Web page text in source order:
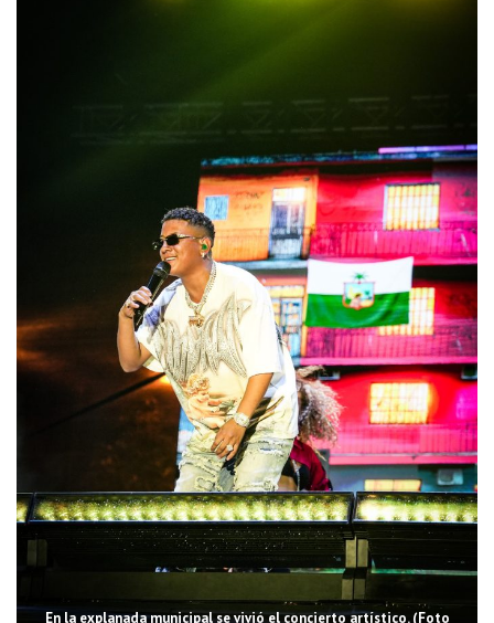
En la explanada municipal se vivió el concierto artístico. (Foto